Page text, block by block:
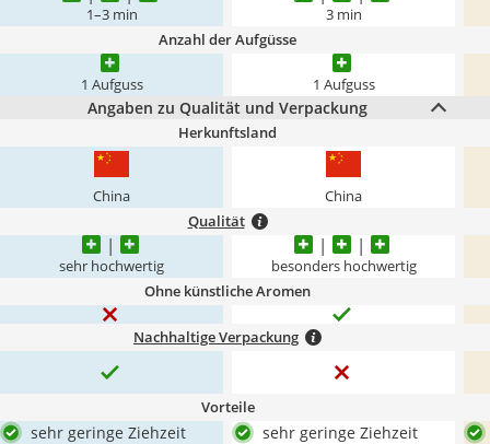
1–3 min 3 min
Anzahl der Aufgüsse
1 Aufguss 1 Aufguss
Angaben zu Qualität und Verpackung
Herkunftsland
China China
Qualität
sehr hochwertig besonders hochwertig
Ohne künstliche Aromen
Nachhaltige Verpackung
Vorteile
sehr geringe Ziehzeit
sehr geringe Ziehzeit